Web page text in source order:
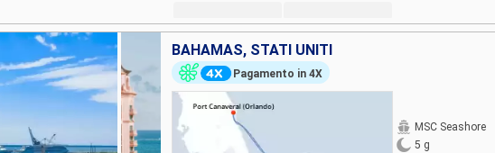
BAHAMAS, STATI UNITI
Pagamento in 4X
MSC Seashore
5 g